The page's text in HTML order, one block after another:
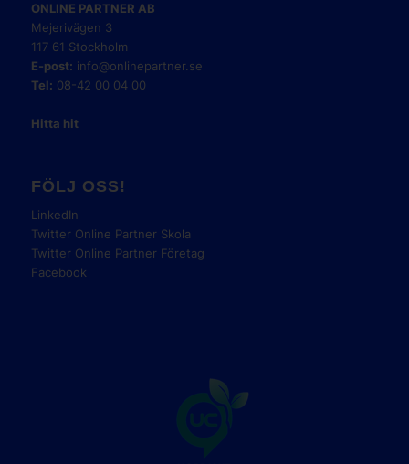
ONLINE PARTNER AB
Mejerivägen 3
117 61 Stockholm
E-post: info@onlinepartner.se
Tel: 08-42 00 04 00
Hitta hit
FÖLJ OSS!
LinkedIn
Twitter Online Partner Skola
Twitter Online Partner Företag
Facebook